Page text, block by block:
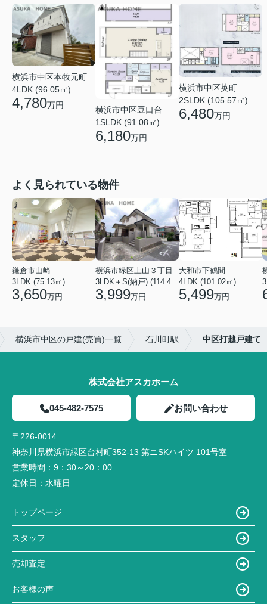
横浜市中区本牧元町
4LDK (96.05㎡)
4,780万円
横浜市中区豆口台
1SLDK (91.08㎡)
6,180万円
横浜市中区英町
2SLDK (105.57㎡)
6,480万円
よく見られている物件
鎌倉市山崎
3LDK (75.13㎡)
3,650万円
横浜市緑区上山３丁目
3,999万円
大和市下鶴間
4LDK (101.02㎡)
5,499万円
横浜市中区の戸建(売買)一覧 石川町駅 中区打越戸建て
株式会社アスカホーム
045-482-7575 お問い合わせ
〒226-0014
神奈川県横浜市緑区台村町352-13 第ニSKハイツ 101号室
営業時間： 9：30～20：00
定休日： 水曜日
トップページ
スタッフ
売却査定
お客様の声